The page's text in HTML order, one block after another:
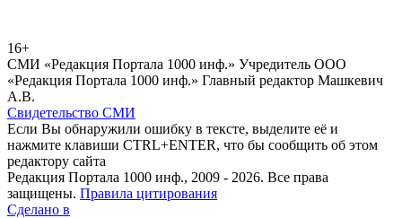
16+
СМИ «Редакция Портала 1000 инф.» Учредитель ООО
«Редакция Портала 1000 инф.» Главный редактор Машкевич
А.В.
Свидетельство СМИ
Если Вы обнаружили ошибку в тексте, выделите её и
нажмите клавиши CTRL+ENTER, что бы сообщить об этом
редактору сайта
Редакция Портала 1000 инф., 2009 - 2026. Все права
защищены. Правила цитирования
Сделано в